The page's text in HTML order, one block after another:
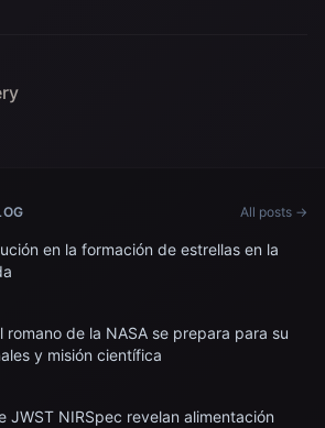
All posts →
en la formación de estrellas en la
romano de la NASA se prepara para su
y misión científica
JWST NIRSpec revelan alimentación